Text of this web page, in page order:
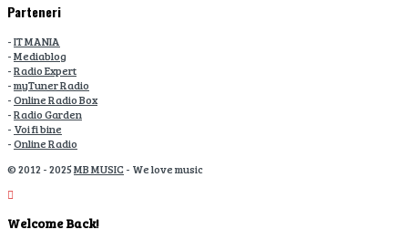
Parteneri
-IT MANIA
-Mediablog
-Radio Expert
-myTuner Radio
-Online Radio Box
-Radio Garden
- Voi fi bine
-Online Radio
© 2012 - 2025MB MUSIC- We love music
Welcome Back!